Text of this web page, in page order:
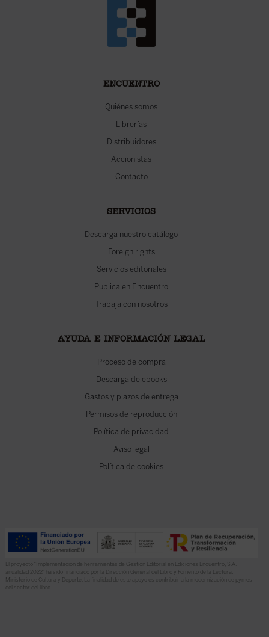
ENCUENTRO
Quiénes somos
Librerías
Distribuidores
Accionistas
Contacto
SERVICIOS
Descarga nuestro catálogo
Foreign rights
Servicios editoriales
Publica en Encuentro
Trabaja con nosotros
AYUDA E INFORMACIÓN LEGAL
Proceso de compra
Descarga de ebooks
Gastos y plazos de entrega
Permisos de reproducción
Política de privacidad
Aviso legal
Política de cookies
El proyecto “Implementación de herramientas de Gestión Editorial en Ediciones Encuentro, S.A.
anualidad 2022” ha sido financiado por la Dirección General del Libro y Fomento de la Lectura,
Ministerio de Cultura y Deporte. La finalidad de este apoyo es contribuir a la modernización de pymes
del sector del libro.